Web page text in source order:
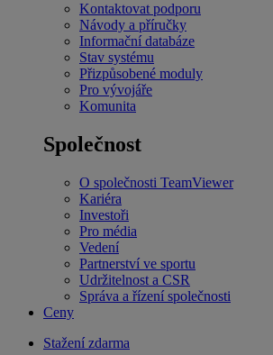
Kontaktovat podporu
Návody a příručky
Informační databáze
Stav systému
Přizpůsobené moduly
Pro vývojáře
Komunita
Společnost
O společnosti TeamViewer
Kariéra
Investoři
Pro média
Vedení
Partnerství ve sportu
Udržitelnost a CSR
Správa a řízení společnosti
Ceny
Stažení zdarma